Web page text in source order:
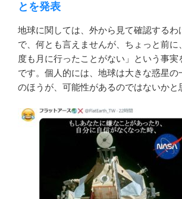
とを発表
地球に関しては、外から見て確認するわ
で、何とも言えませんが、ちょっと前に
度も月に行ったことがない」という事実
です。個人的には、地球は大きな惑星の
のほうが、可能性があるのではないかと